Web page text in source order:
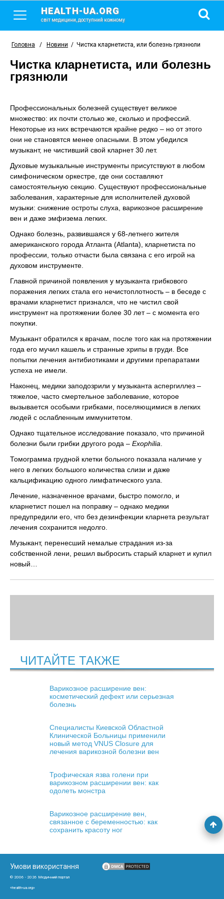
HEALTH-UA.ORG
світ медицини, доступний кожному
Головна / Новини / Чистка кларнетиста, или болезнь грязнюли
Чистка кларнетиста, или болезнь
грязнюли
Профессиональных болезней существует великое
множество: их почти столько же, сколько и профессий.
Некоторые из них встречаются крайне редко – но от этого
они не становятся менее опасными. В этом убедился
музыкант, не чистивший свой кларнет 30 лет.
Духовые музыкальные инструменты присутствуют в любом
симфоническом оркестре, где они составляют
самостоятельную секцию. Существуют профессиональные
заболевания, характерные для исполнителей духовой
музыки: снижение остроты слуха, варикозное расширение
вен и даже эмфизема легких.
Однако болезнь, развившаяся у 68-летнего жителя
американского города Атланта (Atlanta), кларнетиста по
профессии, только отчасти была связана с его игрой на
духовом инструменте.
Главной причиной появления у музыканта грибкового
поражения легких стала его нечистоплотность – в беседе с
врачами кларнетист признался, что не чистил свой
инструмент на протяжении более 30 лет – с момента его
покупки.
Музыкант обратился к врачам, после того как на протяжении
года его мучил кашель и странные хрипы в груди. Все
попытки лечения антибиотиками и другими препаратами
успеха не имели.
Наконец, медики заподозрили у музыканта аспергиллез –
тяжелое, часто смертельное заболевание, которое
вызывается особыми грибками, поселяющимися в легких
людей с ослабленным иммунитетом.
Однако тщательное исследование показало, что причиной
болезни были грибки другого рода – Exophilia
Томограмма грудной клетки больного показала наличие у
него в легких большого количества слизи и даже
кальцификацию одного лимфатического узла.
Лечение, назначенное врачами, быстро помогло, и
кларнетист пошел на поправку – однако медики
предупредили его, что без дезинфекции кларнета результат
лечения сохранится недолго.
Музыкант, перенесший немалые страдания из-за
собственной лени, решил выбросить старый кларнет и купил
новый…
ЧИТАЙТЕ ТАКЖЕ
Варикозное расширение вен:
косметический дефект или серьезная
болезнь
Специалисты Киевской Областной
Клинической Больницы применили
новый метод VNUS Closure для
лечения варикозной болезни вен
Трофическая язва голени при
варикозном расширении вен: как
одолеть монстра
Варикозное расширение вен,
связанное с беременностью: как
сохранить красоту ног
Умови використання
© 2006 - 2026 Медичний портал
«health-ua.org»